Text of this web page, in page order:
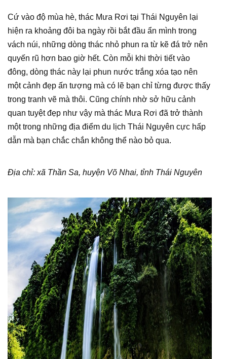
Cứ vào độ mùa hè, thác Mưa Rơi tại Thái Nguyên lại
hiện ra khoảng đôi ba ngày rồi bắt đầu ẩn mình trong
vách núi, những dòng thác nhỏ phun ra từ kẽ đá trở nên
quyến rũ hơn bao giờ hết. Còn mỗi khi thời tiết vào
đông, dòng thác này lại phun nước trắng xóa tạo nên
một cảnh đẹp ấn tượng mà có lẽ bạn chỉ từng được thấy
trong tranh vẽ mà thôi. Cũng chính nhờ sở hữu cảnh
quan tuyệt đẹp như vậy mà thác Mưa Rơi đã trở thành
một trong những địa điểm du lịch Thái Nguyên cực hấp
dẫn mà bạn chắc chắn không thể nào bỏ qua.
Địa chỉ: xã Thần Sa, huyện Võ Nhai, tỉnh Thái Nguyên